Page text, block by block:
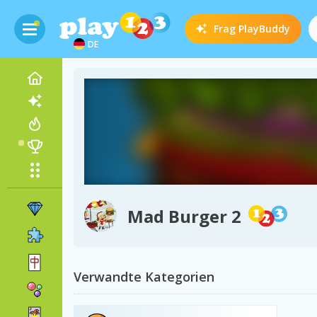
DE
Frag PlayBuddy
Mad Burger 2
Verwandte Kategorien